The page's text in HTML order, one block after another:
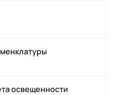
освещенности